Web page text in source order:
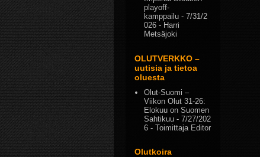
playoff-
kamppailu - 7/31/2
026 - Harri
Metsäjoki
OLUTVERKKO –
uutisia ja tietoa
oluesta
Olut-Suomi –
Viikon Olut 31-26:
Elokuu on Suomen
Sahtikuu - 7/27/202
6 - Toimittaja Editor
Olutkoira